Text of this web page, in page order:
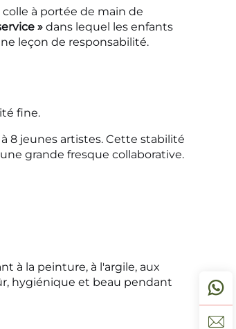
à portée de main de
» dans lequel les enfants
leçon de responsabilité.
fine.
8 jeunes artistes. Cette stabilité
grande fresque collaborative.
à la peinture, à l'argile, aux
hygiénique et beau pendant